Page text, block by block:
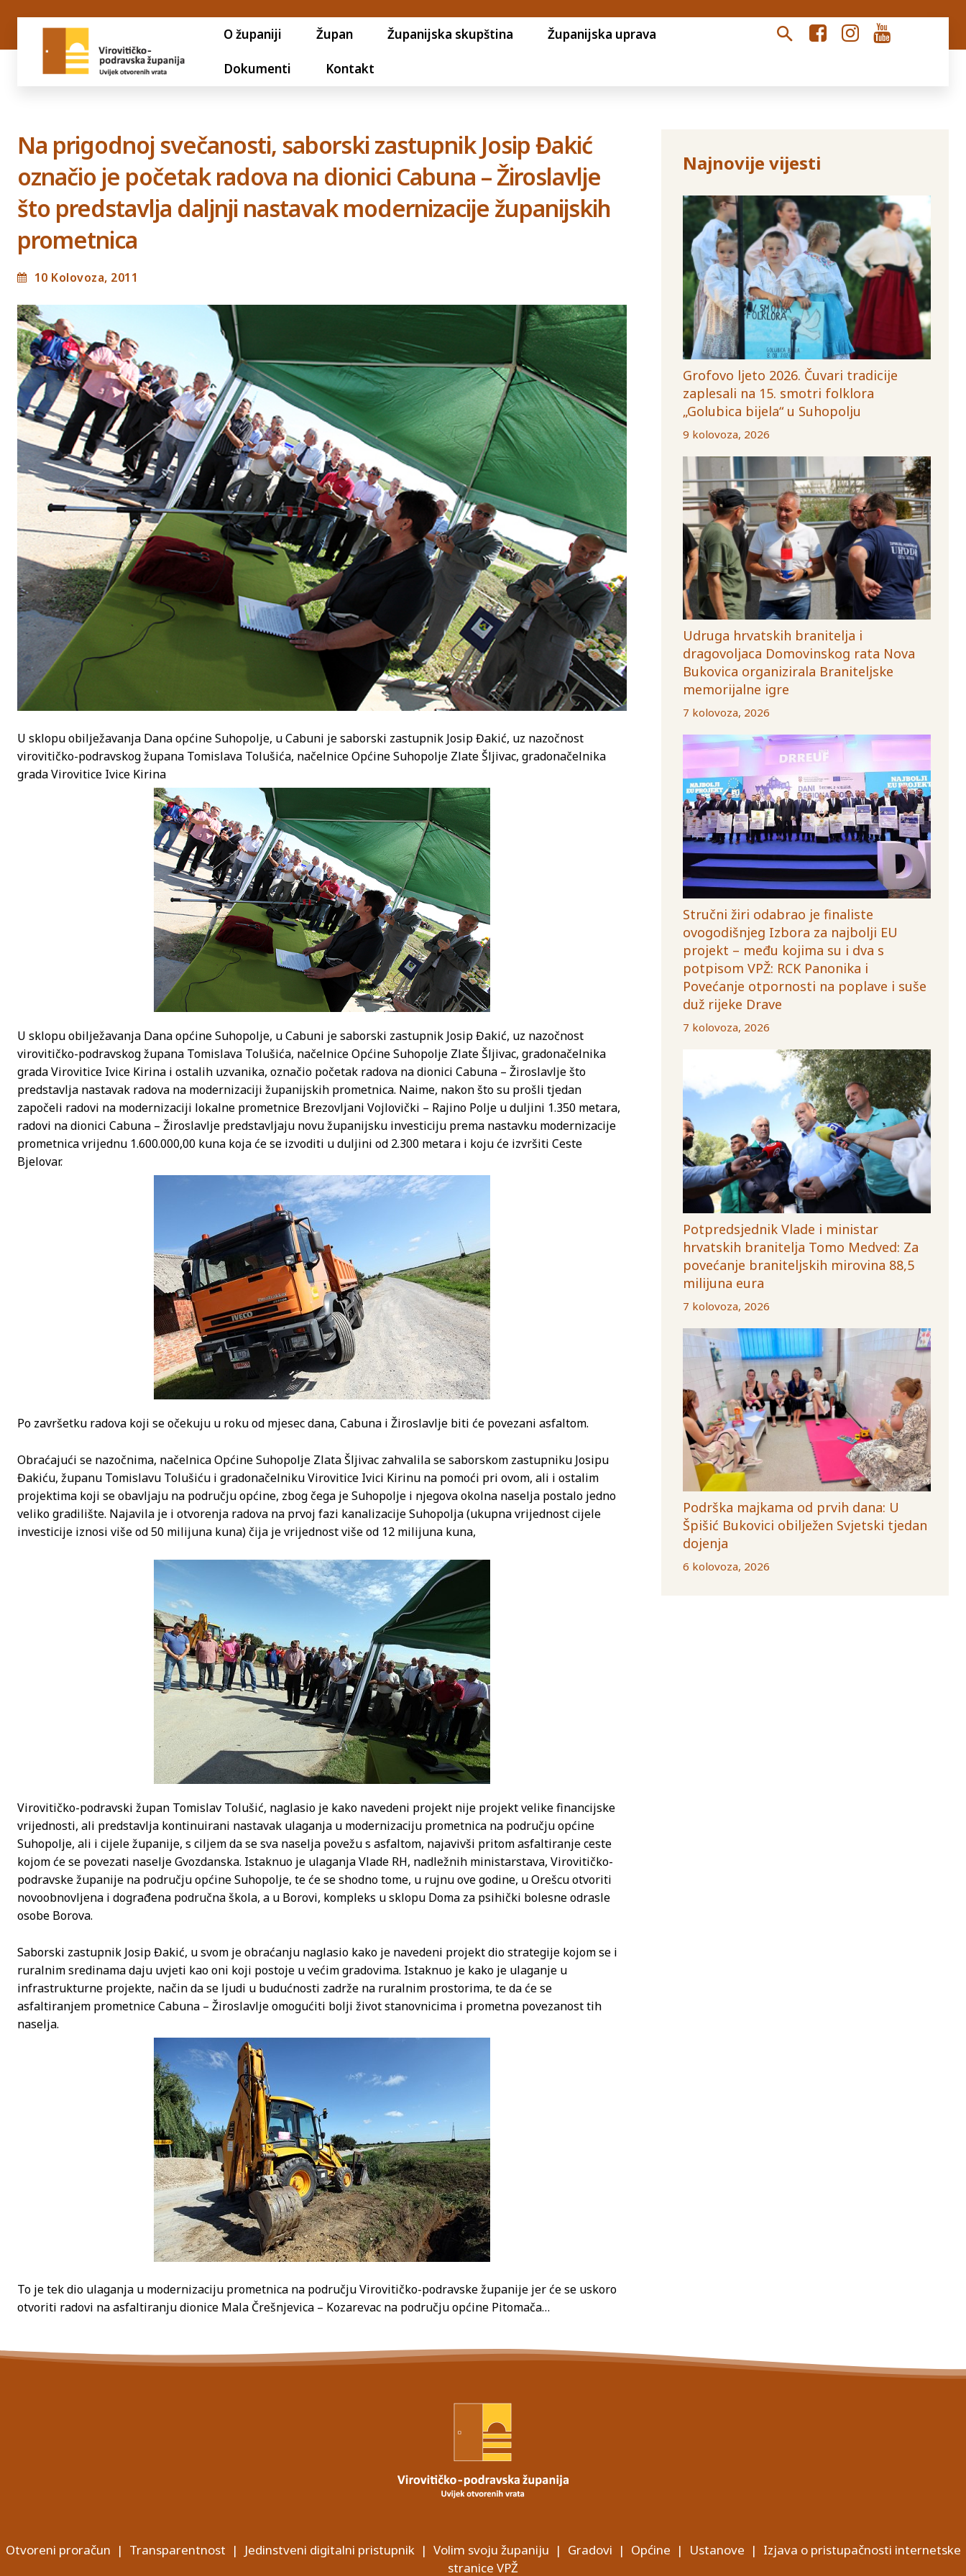
O županiji Župan Županijska skupština Županijska uprava
Dokumenti Kontakt
Na prigodnoj svečanosti, saborski zastupnik Josip Đakić
označio je početak radova na dionici Cabuna – Žiroslavlje
što predstavlja daljnji nastavak modernizacije županijskih
prometnica
10 Kolovoza, 2011
U sklopu obilježavanja Dana općine Suhopolje, u Cabuni je saborski zastupnik Josip Đakić, uz nazočnost
virovitičko-podravskog župana Tomislava Tolušića, načelnice Općine Suhopolje Zlate Šljivac, gradonačelnika
grada Virovitice Ivice Kirina
U sklopu obilježavanja Dana općine Suhopolje, u Cabuni je saborski zastupnik Josip Đakić, uz nazočnost
virovitičko-podravskog župana Tomislava Tolušića, načelnice Općine Suhopolje Zlate Šljivac, gradonačelnika
grada Virovitice Ivice Kirina i ostalih uzvanika, označio početak radova na dionici Cabuna – Žiroslavlje što
predstavlja nastavak radova na modernizaciji županijskih prometnica. Naime, nakon što su prošli tjedan
započeli radovi na modernizaciji lokalne prometnice Brezovljani Vojlovički – Rajino Polje u duljini 1.350 metara,
radovi na dionici Cabuna – Žiroslavlje predstavljaju novu županijsku investiciju prema nastavku modernizacije
prometnica vrijednu 1.600.000,00 kuna koja će se izvoditi u duljini od 2.300 metara i koju će izvršiti Ceste
Bjelovar.
Po završetku radova koji se očekuju u roku od mjesec dana, Cabuna i Žiroslavlje biti će povezani asfaltom.
Obraćajući se nazočnima, načelnica Općine Suhopolje Zlata Šljivac zahvalila se saborskom zastupniku Josipu
Đakiću, županu Tomislavu Tolušiću i gradonačelniku Virovitice Ivici Kirinu na pomoći pri ovom, ali i ostalim
projektima koji se obavljaju na području općine, zbog čega je Suhopolje i njegova okolna naselja postalo jedno
veliko gradilište. Najavila je i otvorenja radova na prvoj fazi kanalizacije Suhopolja (ukupna vrijednost cijele
investicije iznosi više od 50 milijuna kuna) čija je vrijednost više od 12 milijuna kuna,
Virovitičko-podravski župan Tomislav Tolušić, naglasio je kako navedeni projekt nije projekt velike financijske
vrijednosti, ali predstavlja kontinuirani nastavak ulaganja u modernizaciju prometnica na području općine
Suhopolje, ali i cijele županije, s ciljem da se sva naselja povežu s asfaltom, najavivši pritom asfaltiranje ceste
kojom će se povezati naselje Gvozdanska. Istaknuo je ulaganja Vlade RH, nadležnih ministarstava, Virovitičko-
podravske županije na području općine Suhopolje, te će se shodno tome, u rujnu ove godine, u Orešcu otvoriti
novoobnovljena i dograđena područna škola, a u Borovi, kompleks u sklopu Doma za psihički bolesne odrasle
osobe Borova.
Saborski zastupnik Josip Đakić, u svom je obraćanju naglasio kako je navedeni projekt dio strategije kojom se i
ruralnim sredinama daju uvjeti kao oni koji postoje u većim gradovima. Istaknuo je kako je ulaganje u
infrastrukturne projekte, način da se ljudi u budućnosti zadrže na ruralnim prostorima, te da će se
asfaltiranjem prometnice Cabuna – Žiroslavlje omogućiti bolji život stanovnicima i prometna povezanost tih
naselja.
To je tek dio ulaganja u modernizaciju prometnica na području Virovitičko-podravske županije jer će se uskoro
otvoriti radovi na asfaltiranju dionice Mala Črešnjevica – Kozarevac na području općine Pitomača…
Najnovije vijesti
Grofovo ljeto 2026. Čuvari tradicije
zaplesali na 15. smotri folklora
„Golubica bijela“ u Suhopolju
9 kolovoza, 2026
Udruga hrvatskih branitelja i
dragovoljaca Domovinskog rata Nova
Bukovica organizirala Braniteljske
memorijalne igre
7 kolovoza, 2026
Stručni žiri odabrao je finaliste
ovogodišnjeg Izbora za najbolji EU
projekt – među kojima su i dva s
potpisom VPŽ: RCK Panonika i
Povećanje otpornosti na poplave i suše
duž rijeke Drave
7 kolovoza, 2026
Potpredsjednik Vlade i ministar
hrvatskih branitelja Tomo Medved: Za
povećanje braniteljskih mirovina 88,5
milijuna eura
7 kolovoza, 2026
Podrška majkama od prvih dana: U
Špišić Bukovici obilježen Svjetski tjedan
dojenja
6 kolovoza, 2026
Otvoreni proračun | Transparentnost | Jedinstveni digitalni pristupnik| Volim svoju županiju | Gradovi | Općine | Ustanove | Izjava o pristupačnosti internetske
stranice VPŽ